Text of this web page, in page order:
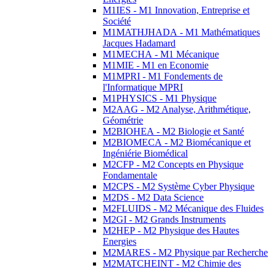
M1IES - M1 Innovation, Entreprise et
Société
M1MATHJHADA - M1 Mathématiques
Jacques Hadamard
M1MECHA - M1 Mécanique
M1MIE - M1 en Economie
M1MPRI - M1 Fondements de
l'Informatique MPRI
M1PHYSICS - M1 Physique
M2AAG - M2 Analyse, Arithmétique,
Géométrie
M2BIOHEA - M2 Biologie et Santé
M2BIOMECA - M2 Biomécanique et
Ingéniérie Biomédical
M2CFP - M2 Concepts en Physique
Fondamentale
M2CPS - M2 Système Cyber Physique
M2DS - M2 Data Science
M2FLUIDS - M2 Mécanique des Fluides
M2GI - M2 Grands Instruments
M2HEP - M2 Physique des Hautes
Energies
M2MARES - M2 Physique par Recherche
M2MATCHEINT - M2 Chimie des